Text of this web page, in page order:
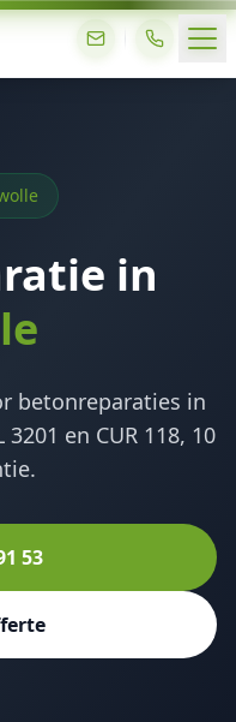
in
betonreparaties in
en CUR 118, 10
53